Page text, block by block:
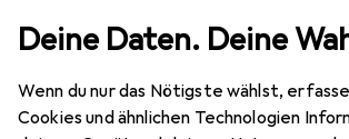
Deine Daten. Deine
Wenn du nur das Nötigste wählst,
Cookies und ähnlichen Technologien
Raspel + Feile Pferd